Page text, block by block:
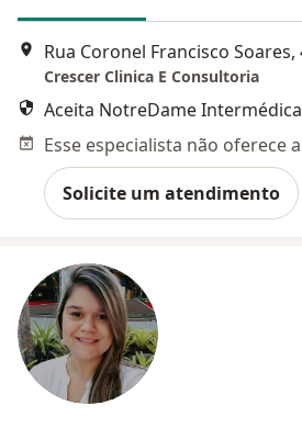
Crescer Clinica E Consultoria
Aceita NotreDame Intermédica
Solicite um atendimento